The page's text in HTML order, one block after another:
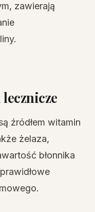
zawierają
źródłem witamin
żelaza,
błonnika